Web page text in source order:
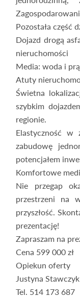
Pozostała część
Dojazd drogą
nieruchomości
Media: woda i
Atuty
Świetna
szybkim
regionie.
Elastyczność w
zabudowę
potencjałem
Komfortowe
Nie przegap
przestrzeni na
przyszłość.
prezentację!
Zapraszam na
Cena 599 000 zł
Opiekun oferty
Justyna Stawczyk
Tel. 514 173 687